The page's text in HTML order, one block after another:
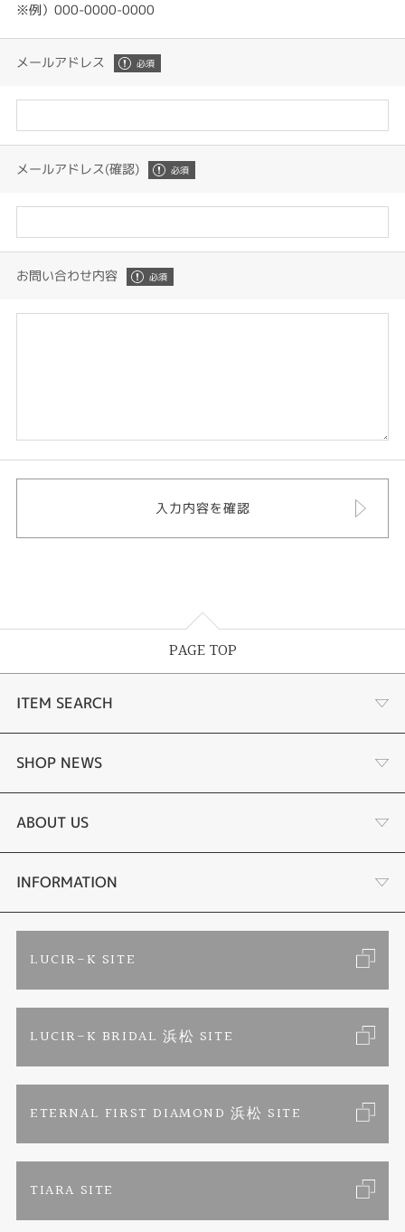
※例）000-0000-0000
メールアドレス
メールアドレス(確認)
お問い合わせ内容
PAGE TOP
ITEM SEARCH
婚約指輪 結婚指輪
ラボグロウンダイヤモンド婚約指輪
手作り結婚指輪
手作りペアリング
カラー発色ジュエリー
パーマネントジュエリー
SHOP NEWS
商品一覧
ブランドリスト
リフォーム
ABOUT US
店舗情報・会社概要
お問い合わせ
INFORMATION
LUCIR-K SITE
LUCIR-K BRIDAL 浜松 SITE
ETERNAL FIRST DIAMOND 浜松 SITE
TIARA SITE